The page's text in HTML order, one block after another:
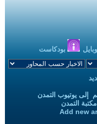
بودكاست
إلى يوتيوب التمدن
التمدن
Add new